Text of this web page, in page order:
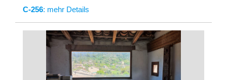
C-256: mehr Details